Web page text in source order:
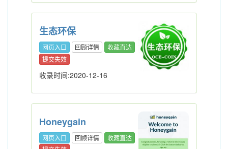
生态环保
网页入口 回顾详情
收藏直达
提交失效
收录时间:2020-12-16
Honeygain
网页入口 回顾详情
收藏直达